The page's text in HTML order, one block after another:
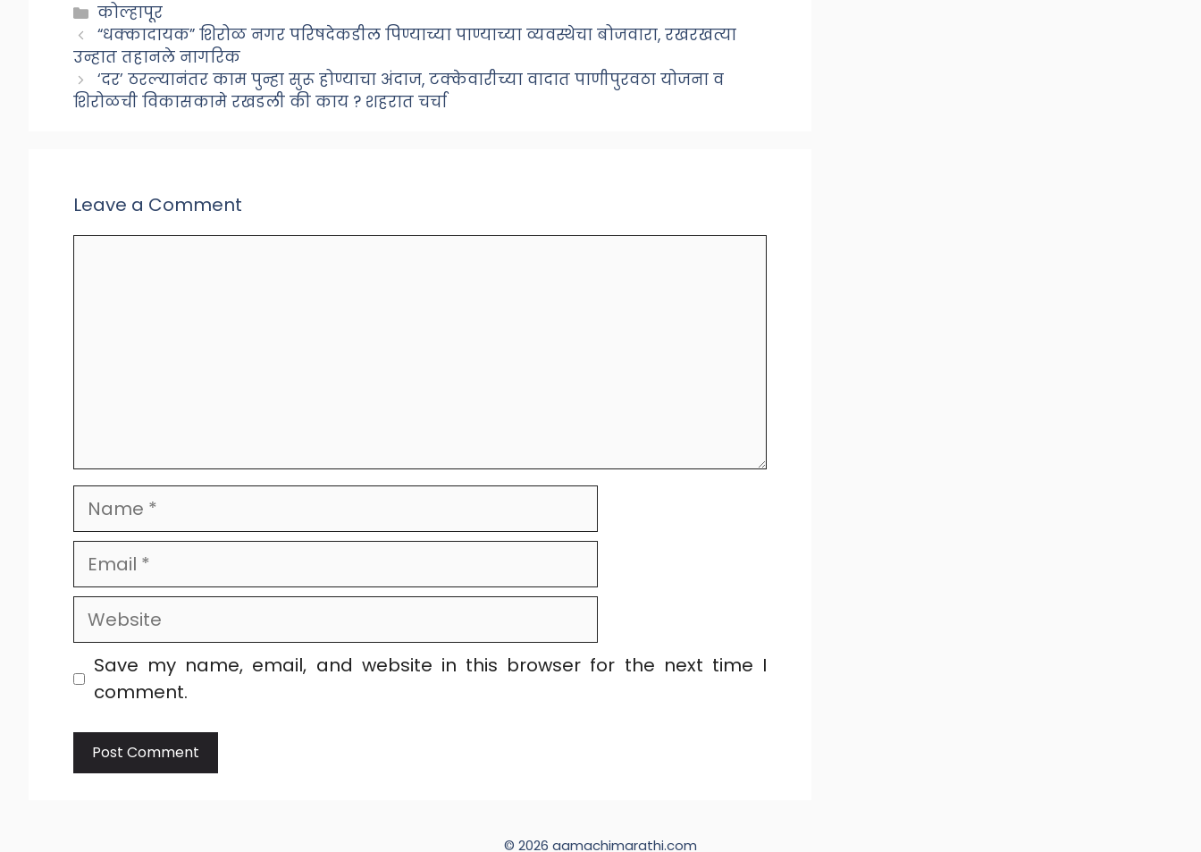
Categories
कोल्हापूर
“धक्कादायक” शिरोळ नगर परिषदेकडील पिण्याच्या पाण्याच्या व्यवस्थेचा बोजवारा, रखरखत्या
उन्हात तहानले नागरिक
‘दर’ ठरल्यानंतर काम पुन्हा सुरू होण्याचा अंदाज, टक्केवारीच्या वादात पाणीपुरवठा योजना व
शिरोळची विकासकामे रखडली की काय ? शहरात चर्चा
Leave a Comment
Name
Email
Website
Save my name, email, and website in this browser for the next time I
comment.
© 2026 aamachimarathi.com